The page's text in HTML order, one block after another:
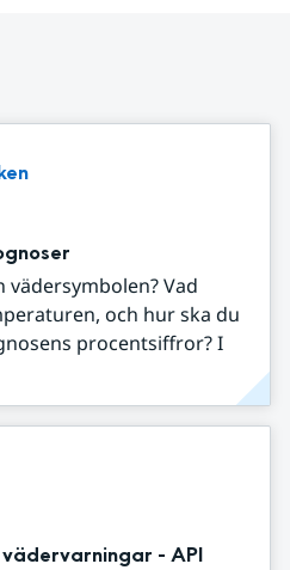
Vad
och hur ska du
procentsiffror? I
- API